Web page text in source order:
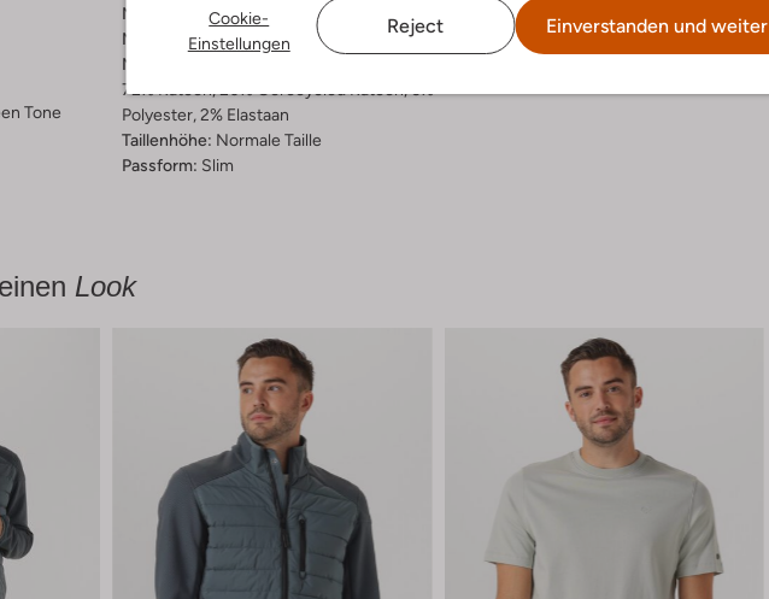
Cookie-
Einstellungen
Reject Einverstanden und weiter
Tone
Muster:
Gerade
Material:
Denim
Materiaalpercentages:
72% Katoen, 20% Gerecycled Katoen, 6%
Polyester, 2% Elastaan
Taillenhöhe: Normale Taille
Passform: Slim
Look